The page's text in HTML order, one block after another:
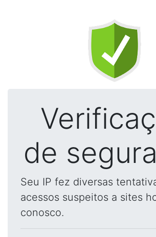
de
Seu IP fez diversas
acessos suspeitos a sites
conosco.